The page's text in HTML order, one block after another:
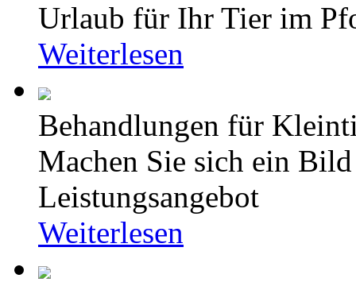
Urlaub für Ihr Tier im
Weiterlesen
Behandlungen für
Machen Sie sich ein
Leistungsangebot
Weiterlesen